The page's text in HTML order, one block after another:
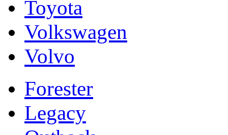
Toyota
Volkswagen
Volvo
Forester
Legacy